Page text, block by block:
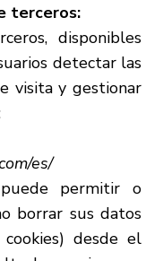
terceros:
disponibles
detectar las
visita y gestionar
es/
permitir o
borrar sus datos
desde el